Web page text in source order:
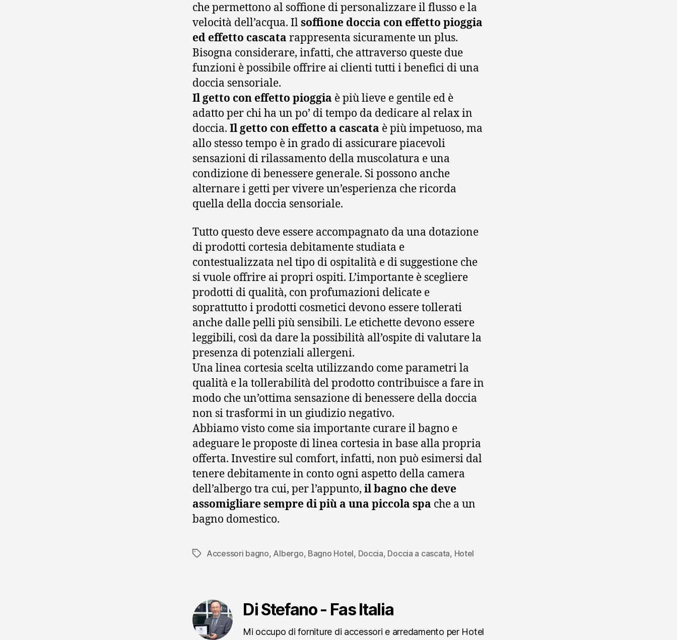
che permettono al soffione di personalizzare il flusso e la
velocità dell’acqua. Ilsoffione doccia con effetto pioggia
ed effetto cascata rappresenta sicuramente un plus.
Bisogna considerare, infatti, che attraverso queste due
funzioni è possibile offrire ai clienti tutti i benefici di una
doccia sensoriale.
Il getto con effetto pioggia è più lieve e gentile ed è
adatto per chi ha un po’ di tempo da dedicare al relax in
doccia. Il getto con effetto a cascata è più impetuoso, ma
allo stesso tempo è in grado di assicurare piacevoli
sensazioni di rilassamento della muscolatura e una
condizione di benessere generale. Si possono anche
alternare i getti per vivere un’esperienza che ricorda
quella della doccia sensoriale.
Tutto questo deve essere accompagnato da una dotazione
di prodotti cortesia debitamente studiata e
contestualizzata nel tipo di ospitalità e di suggestione che
si vuole offrire ai propri ospiti. L’importante è scegliere
prodotti di qualità, con profumazioni delicate e
soprattutto i prodotti cosmetici devono essere tollerati
anche dalle pelli più sensibili. Le etichette devono essere
leggibili, così da dare la possibilità all’ospite di valutare la
presenza di potenziali allergeni.
Una linea cortesia scelta utilizzando come parametri la
qualità e la tollerabilità del prodotto contribuisce a fare in
modo che un’ottima sensazione di benessere della doccia
non si trasformi in un giudizio negativo.
Abbiamo visto come sia importante curare il bagno e
adeguare le proposte di linea cortesia in base alla propria
offerta. Investire sul comfort, infatti, non può esimersi dal
tenere debitamente in conto ogni aspetto della camera
dell’albergo tra cui, per l’appunto, il bagno che deve
assomigliare sempre di più a una piccola spa che a un
bagno domestico.
Tag Accessori bagno, Albergo, Bagno Hotel, Doccia, Doccia a cascata, Hotel
Di Stefano - Fas Italia
Mi occupo di forniture di accessori e arredamento per Hotel